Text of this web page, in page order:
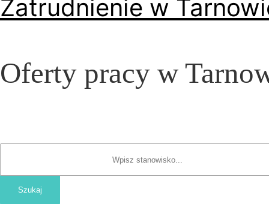
Zatrudnienie w
Oferty pracy w